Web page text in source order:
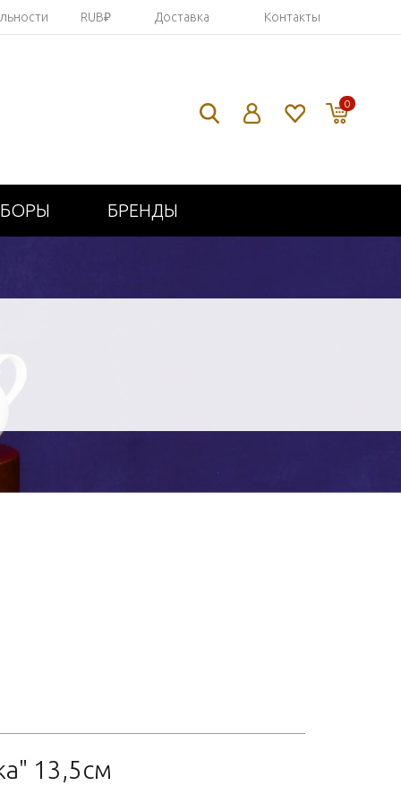
RUB₽ Доставка Контакты
0
БРЕНДЫ
13,5см